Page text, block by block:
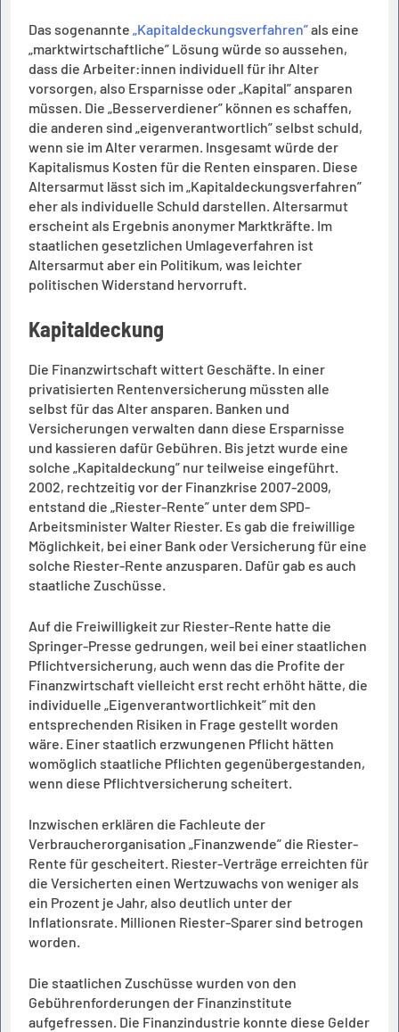
Das sogenannte „Kapitaldeckungsverfahren”als eine
„marktwirtschaftliche” Lösung würde so aussehen,
dass die Arbeiter:innen individuell für ihr Alter
vorsorgen, also Ersparnisse oder „Kapital” ansparen
müssen. Die „Besserverdiener” können es schaffen,
die anderen sind „eigenverantwortlich” selbst schuld,
wenn sie im Alter verarmen. Insgesamt würde der
Kapitalismus Kosten für die Renten einsparen. Diese
Altersarmut lässt sich im „Kapitaldeckungsverfahren”
eher als individuelle Schuld darstellen. Altersarmut
erscheint als Ergebnis anonymer Marktkräfte. Im
staatlichen gesetzlichen Umlageverfahren ist
Altersarmut aber ein Politikum, was leichter
politischen Widerstand hervorruft.
Kapitaldeckung
Die Finanzwirtschaft wittert Geschäfte. In einer
privatisierten Rentenversicherung müssten alle
selbst für das Alter ansparen. Banken und
Versicherungen verwalten dann diese Ersparnisse
und kassieren dafür Gebühren. Bis jetzt wurde eine
solche „Kapitaldeckung” nur teilweise eingeführt.
2002, rechtzeitig vor der Finanzkrise 2007-2009,
entstand die „Riester-Rente” unter dem SPD-
Arbeitsminister Walter Riester. Es gab die freiwillige
Möglichkeit, bei einer Bank oder Versicherung für eine
solche Riester-Rente anzusparen. Dafür gab es auch
staatliche Zuschüsse.
Auf die Freiwilligkeit zur Riester-Rente hatte die
Springer-Presse gedrungen, weil bei einer staatlichen
Pflichtversicherung, auch wenn das die Profite der
Finanzwirtschaft vielleicht erst recht erhöht hätte, die
individuelle „Eigenverantwortlichkeit” mit den
entsprechenden Risiken in Frage gestellt worden
wäre. Einer staatlich erzwungenen Pflicht hätten
womöglich staatliche Pflichten gegenübergestanden,
wenn diese Pflichtversicherung scheitert.
Inzwischen erklären die Fachleute der
Verbraucherorganisation „Finanzwende” die Riester-
Rente für gescheitert. Riester-Verträge erreichten für
die Versicherten einen Wertzuwachs von weniger als
ein Prozent je Jahr, also deutlich unter der
Inflationsrate. Millionen Riester-Sparer sind betrogen
worden.
Die staatlichen Zuschüsse wurden von den
Gebührenforderungen der Finanzinstitute
aufgefressen. Die Finanzindustrie konnte diese Gelder